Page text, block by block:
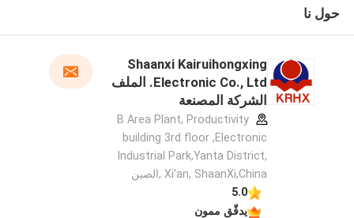
حول نا
Shaanxi Kairuihongxing
Electronic Co., Ltd. الملف
الشركة المصنعة
B Area Plant, Productivity
building 3rd floor ,Electronic
Industrial Park,Yanta District,
Xi'an, ShaanXi,China ,الصين
5.0
يدقّق ممون